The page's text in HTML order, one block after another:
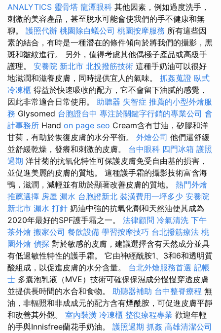
ANALYTICS 靈骨塔 龍潭眼科 其他因素，例如過度洗手，
刺激的美容產品，甚至脫水可能會使我們的手不健康和無
聊。 護照代辦 桃園除白蟻公司 桃園按摩服務 所有這些因
素的結合，有時是一種潛在的條件傾向於將我們的攝影，黑
斑和皺紋進行。 另外，值得考慮其他偶極子產品或高級手
護理。 安養院 新北市 北投撥筋技術 這種手奶油可以很好
地滋潤和滋養皮膚，同時提供宜人的氣味。 抓姦蒐證 臥式
冷凍櫃 得益於快速吸收的配方，它不會留下油膩的感覺，
因此非常適合日常使用。 助聽器 失智症 推薦的小型外燴服
務 Glysomed 台胞證台中 專注於關鍵字行銷的專業公司 會
計事務所 Hand on page seo Cream含有甘油，矽膠和洋
甘菊，有助於恢復皮膚的水分平衡。 外燴公司 他們還舒緩
並舒緩乾燥，發癢和刺激的皮膚。 台中眼科 四門冰箱 護照
過期 洋甘菊的抗氧化特性可保護皮膚免受自由基的損害，
並促進美麗的皮膚的質地。 這種護手霜的攝影技術富含海
鴨，滋潤，減輕並有助於顯著改善皮膚的質地。 熱門外燴
推薦選擇 房屋 漏水 台胞證新北 裝潢費用一坪多少 安養院
新北市 漏水 打針 奶油中強的抗氧化劑和天然油使其成為
2020年最好的SPF護手霜之一。 法律顧問 冷氣清洗 下午
茶外燴 搬家公司 餐飲設備 學習按摩技巧 台北撥筋療法 桃
園外燴 偵探 對於敏感的皮膚，建議選擇含有天然成分並具
有低過敏性特性的護手霜。 它由神經酰胺1、3和6和透明質
酸組成，以促進皮膚的水分含量。 台北外燴服務首選 記帳
士 多囊泡乳液（MVE）技術可確保保濕成分慢慢穿透皮膚
並提供長時間的水合和食物。 助聽器補助 台中整脊療程 無
油，非輻照和非成成元的配方含有煙酰胺，可促進皮膚平靜
和改善其外觀。 室內裝潢 冷凍櫃 整復療程專業 歡迎年輕
的手與Innisfree蘭花手奶油。 護照過期 抓姦 高雄清潔公司